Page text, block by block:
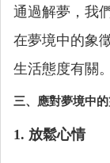
通過解夢，我
在夢境中的象
生活態度有關。
三、應對夢境中
1. 放鬆心情